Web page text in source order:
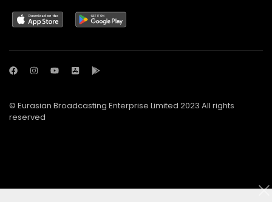
© Eurasian Broadcasting Enterprise Limited 2023 All rights
reserved